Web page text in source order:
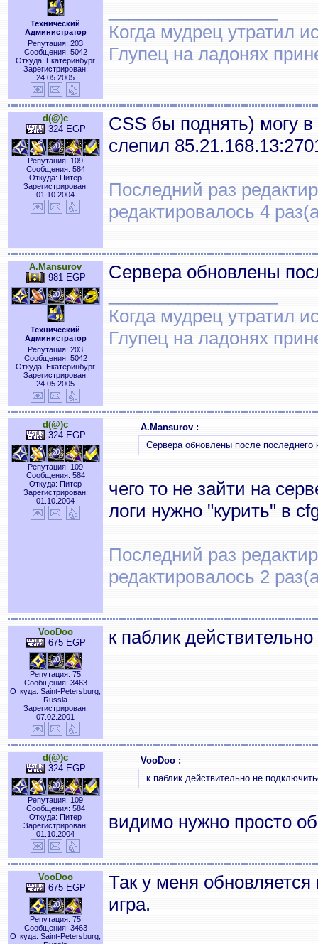
Технический
Администратор
Репутация: 203
Сообщения: 5042
Откуда: Екатеринбург
Зарегистрирован:
24.05.2005
Когда мудрец утратил
Глупец на ладонях
d(@)c
324 EGP
Репутация: 109
Сообщения: 584
Откуда: Питер
Зарегистрирован:
01.10.2004
CSS бы поднять) могу
слепил
Последний раз
редактировалось 4
A.Mansurov
981 EGP
Технический
Администратор
Репутация: 203
Сообщения: 5042
Откуда: Екатеринбург
Зарегистрирован:
24.05.2005
Сервера обновлены
Когда мудрец утратил
Глупец на ладонях
d(@)c
324 EGP
Репутация: 109
Сообщения: 584
Откуда: Питер
Зарегистрирован:
01.10.2004
A.Mansurov :
Сервера обновлены после последнего
чего то не зайти на
логи нужно "курить" в
Последний раз
редактировалось 2
VooDoo
675 EGP
Репутация: 75
Сообщения: 3463
Откуда: Saint-Petersburg,
Russia
Зарегистрирован:
07.02.2001
к паблик
d(@)c
324 EGP
Репутация: 109
Сообщения: 584
Откуда: Питер
Зарегистрирован:
01.10.2004
VooDoo :
к паблик действительно не
видимо нужно просто
VooDoo
675 EGP
Репутация: 75
Сообщения: 3463
Откуда: Saint-Petersburg,
Так у меня
игра.